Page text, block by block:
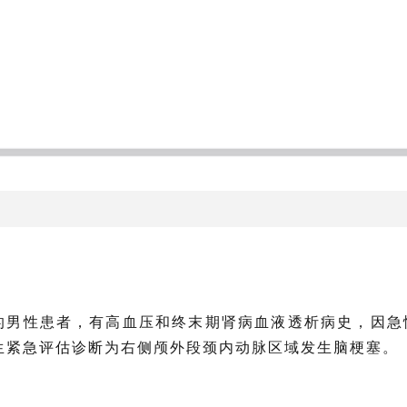
性患者，有高血压和终末期肾病血液透析病史，因急
急评估诊断为右侧颅外段颈内动脉区域发生脑梗塞。